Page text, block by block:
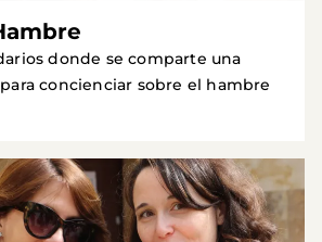
donde se comparte una
concienciar sobre el hambre